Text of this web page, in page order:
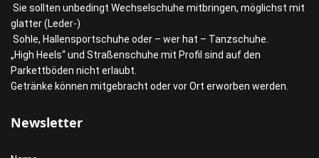
Sie sollten unbedingt Wechselschuhe mitbringen, möglichst mit
glatter (Leder-)
Sohle, Hallensportschuhe oder – wer hat – Tanzschuhe.
„High Heels“ und Straßenschuhe mit Profil sind auf den
Parkettböden nicht erlaubt.
Getränke können mitgebracht oder vor Ort erworben werden.
Newsletter